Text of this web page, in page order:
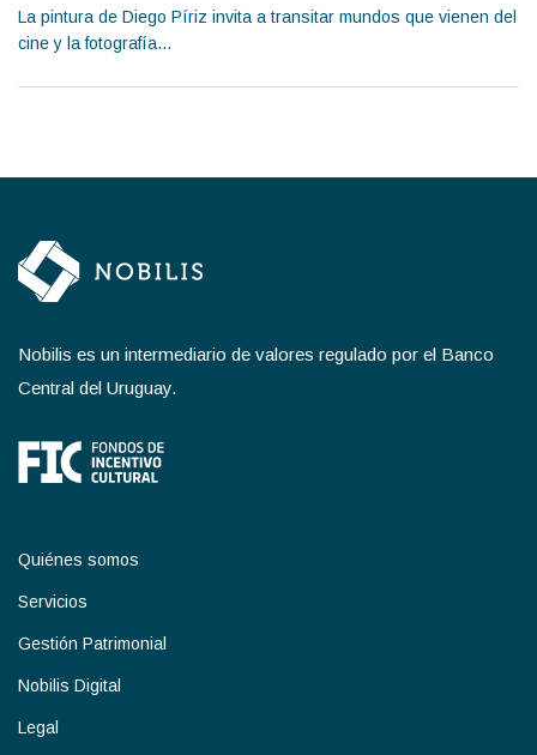
La pintura de Diego Píriz invita a transitar mundos que vienen del
cine y la fotografía...
Nobilis es un intermediario de valores regulado por el Banco
Central del Uruguay.
Quiénes somos
Servicios
Gestión Patrimonial
Nobilis Digital
Legal